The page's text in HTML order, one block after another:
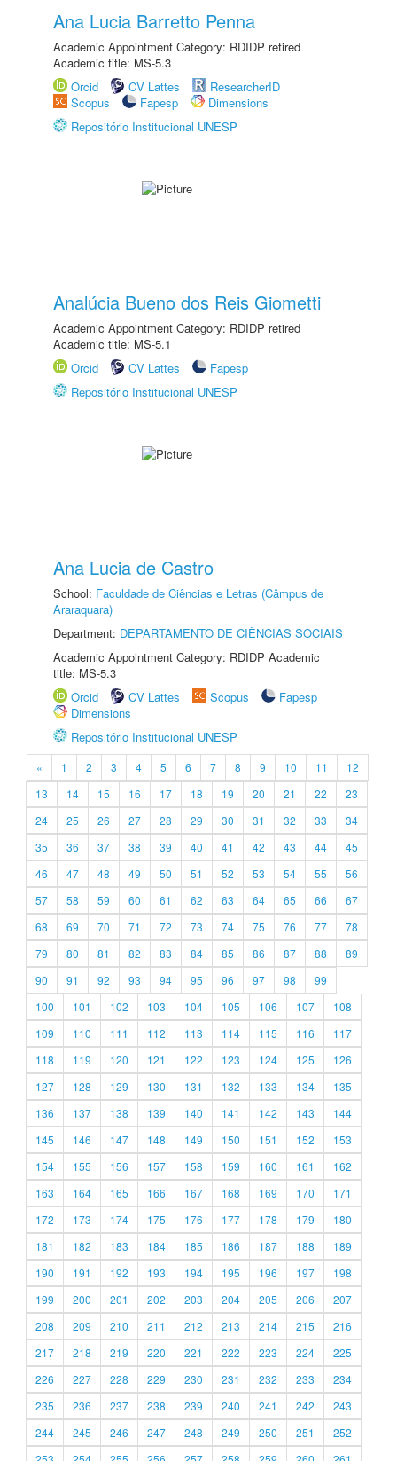
Ana Lucia Barretto Penna
Academic Appointment Category: RDIDP retired
Academic title: MS-5.3
Orcid
CV Lattes
ResearcherID
Scopus
Fapesp
Dimensions
Repositório Institucional UNESP
Analúcia Bueno dos Reis Giometti
Academic Appointment Category: RDIDP retired
Academic title: MS-5.1
Orcid
CV Lattes
Fapesp
Repositório Institucional UNESP
Ana Lucia de Castro
School: Faculdade de Ciências e Letras (Câmpus de
Araraquara)
Department: DEPARTAMENTO DE CIÊNCIAS SOCIAIS
Academic Appointment Category: RDIDP Academic
title: MS-5.3
Orcid
CV Lattes Scopus
Fapesp
Dimensions
Repositório Institucional UNESP
« 1 2 3 4 5 6 7 8 9 10 11
12
13
14 15 16 17 18 19 20 21 22
23
24
25 26 27 28 29 30 31 32 33
34
35
36 37 38 39 40 41 42 43 44
45
46
47 48 49 50 51 52 53 54 55
56
57
58 59 60 61 62 63 64 65 66
67
68
69 70 71 72 73 74 75 76 77
78
79
80 81 82 83 84 85 86 87 88
89
90
91 92 93 94 95 96 97 98
99
100
101 102 103 104 105 106 107
108
109
110 111 112 113 114 115 116
117
118
119 120 121 122 123 124 125
126
127
128 129 130 131 132 133 134
135
136
137 138 139 140 141 142 143
144
145
146 147 148 149 150 151 152
153
154
155 156 157 158 159 160 161
162
163
164 165 166 167 168 169 170
171
172
173 174 175 176 177 178 179
180
181
182 183 184 185 186 187 188
189
190
191 192 193 194 195 196 197
198
199
200 201 202 203 204 205 206
207
208
209 210 211 212 213 214 215
216
217
218 219 220 221 222 223 224
225
226
227 228 229 230 231 232 233
234
235
236 237 238 239 240 241 242
243
244
245 246 247 248 249 250 251
252